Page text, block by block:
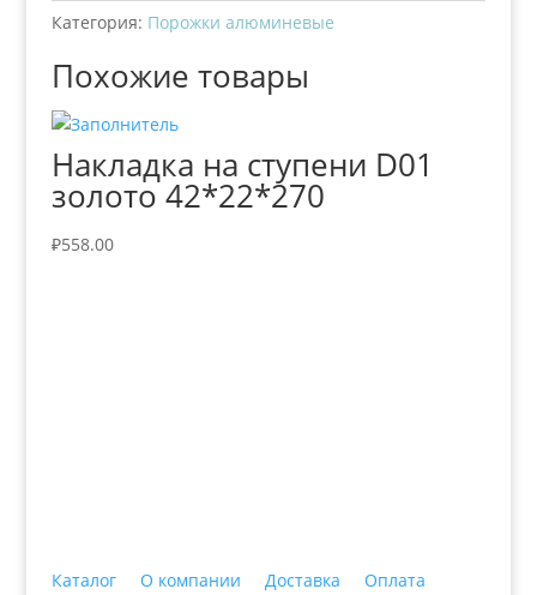
Категория: Порожки алюминевые
Похожие товары
Накладка на ступени D01
золото 42*22*270
₽558.00
Каталог О компании Доставка
Оплата